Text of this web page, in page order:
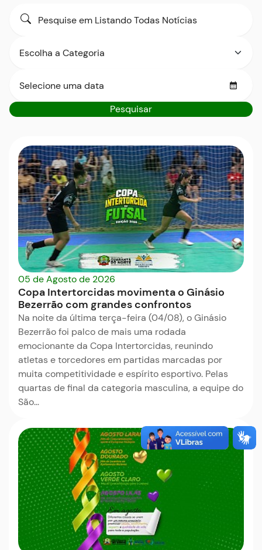
[alt+3]
para
rodapé
[alt+4]
Formulário
pesquisa
Pesquise
título
data
Pesquisar
05 de Agosto de 2026
Copa Intertorcidas movimenta o Ginásio
Bezerrão com grandes confrontos
Na noite da última terça-feira (04/08), o Ginásio
Bezerrão foi palco de mais uma rodada
emocionante da Copa Intertorcidas, reunindo
atletas e torcedores em partidas marcadas por
muita competitividade e espírito esportivo. Pelas
quartas de final da categoria masculina, a equipe do
São…